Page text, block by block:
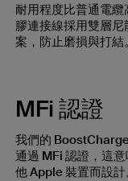
耐用程度比普通電
膠連接線採用雙層
案，防止磨損與打結。
MFi 認證
我們的
通過 MFi 認證，這
他 Apple 裝置而設計